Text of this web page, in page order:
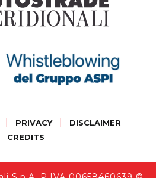
PRIVACY DISCLAIMER
CREDITS